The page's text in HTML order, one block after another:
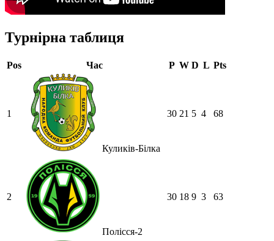
Турнірна таблиця
Pos Час P W D L Pts
1
Куликів-Білка
30 21 5 4 68
2
Полісся-2
30 18 9 3 63